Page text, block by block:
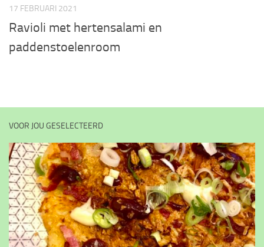
17 FEBRUARI 2021
Ravioli met hertensalami en
paddenstoelenroom
VOOR JOU GESELECTEERD